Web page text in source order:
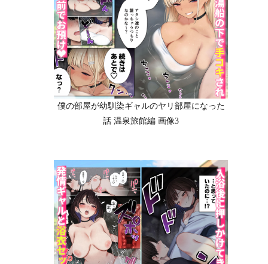
僕の部屋が幼馴染ギャルのヤリ部屋になった
話 温泉旅館編 画像3